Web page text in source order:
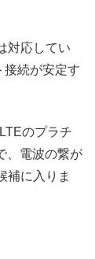
対応してい
接続が安定す
のプラチ
、電波の繋が
補に入りま